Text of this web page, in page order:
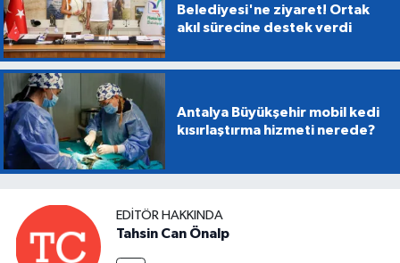
Belediyesi'ne ziyaret! Ortak
akıl sürecine destek verdi
Antalya Büyükşehir mobil kedi
kısırlaştırma hizmeti nerede?
EDITÖR HAKKINDA
Tahsin Can Önalp